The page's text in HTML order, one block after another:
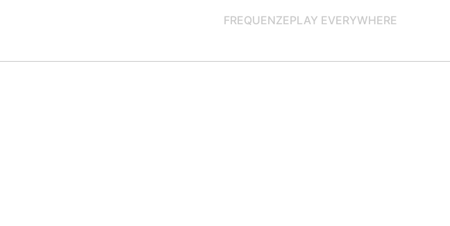
FREQUENZEPLAY EVERYWHERE